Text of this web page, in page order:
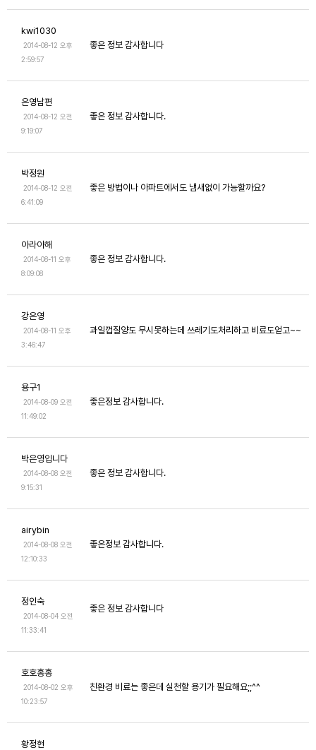
kwi1030
2014-08-12 오후
2:59:57
좋은 정보 감사합니다
은영남편
2014-08-12 오전
9:19:07
좋은 정보 감사합니다.
박정원
2014-08-12 오전
6:41:09
좋은 방법이나 아파트에서도 냄새없이 가능할까요?
아라아해
2014-08-11 오후
8:09:08
좋은 정보 감사합니다.
강은영
2014-08-11 오후
3:46:47
과일껍질양도 무시못하는데 쓰레기도처리하고 비료도얻고~~
용구1
2014-08-09 오전
11:49:02
좋은정보 감사합니다.
박은영입니다
2014-08-08 오전
9:15:31
좋은 정보 감사합니다.
airybin
2014-08-08 오전
12:10:33
좋은정보 감사합니다.
정인숙
2014-08-04 오전
11:33:41
좋은 정보 감사합니다
호호홍홍
2014-08-02 오후
10:23:57
친환경 비료는 좋은데 실천할 용기가 필요해요;;^^
황정현